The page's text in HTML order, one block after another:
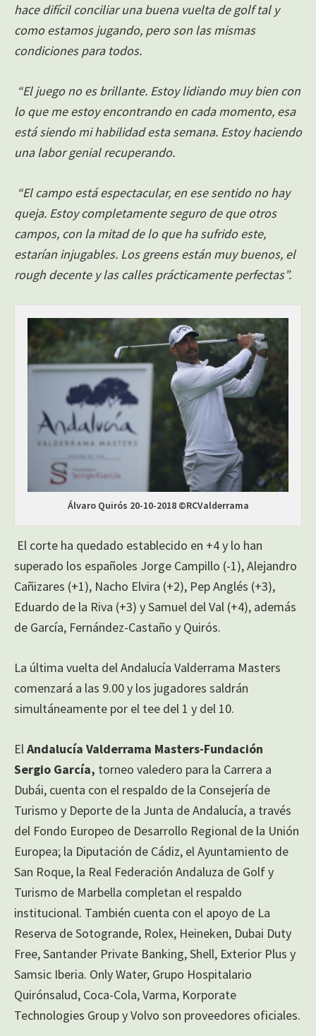
hace difícil conciliar una buena vuelta de golf tal y
como estamos jugando, pero son las mismas
condiciones para todos.
“El juego no es brillante. Estoy lidiando muy bien con
lo que me estoy encontrando en cada momento, esa
está siendo mi habilidad esta semana. Estoy haciendo
una labor genial recuperando.
“El campo está espectacular, en ese sentido no hay
queja. Estoy completamente seguro de que otros
campos, con la mitad de lo que ha sufrido este,
estarían injugables. Los greens están muy buenos, el
rough decente y las calles prácticamente perfectas”.
Álvaro Quirós 20-10-2018 ©RCValderrama
El corte ha quedado establecido en +4 y lo han
superado los españoles Jorge Campillo (-1), Alejandro
Cañizares (+1), Nacho Elvira (+2), Pep Anglés (+3),
Eduardo de la Riva (+3) y Samuel del Val (+4), además
de García, Fernández-Castaño y Quirós.
La última vuelta del Andalucía Valderrama Masters
comenzará a las 9.00 y los jugadores saldrán
simultáneamente por el tee del 1 y del 10.
ElAndalucía Valderrama Masters-Fundación
Sergio García, torneo valedero para la Carrera a
Dubái, cuenta con el respaldo de la Consejería de
Turismo y Deporte de la Junta de Andalucía, a través
del Fondo Europeo de Desarrollo Regional de la Unión
Europea; la Diputación de Cádiz, el Ayuntamiento de
San Roque, la Real Federación Andaluza de Golf y
Turismo de Marbella completan el respaldo
institucional. También cuenta con el apoyo de La
Reserva de Sotogrande, Rolex, Heineken, Dubai Duty
Free, Santander Private Banking, Shell, Exterior Plus y
Samsic Iberia. Only Water, Grupo Hospitalario
Quirónsalud, Coca-Cola, Varma, Korporate
Technologies Group y Volvo son proveedores oficiales.